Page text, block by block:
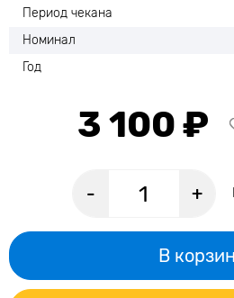
Период чекана
Номинал
Год
3 100 ₽
- +
В